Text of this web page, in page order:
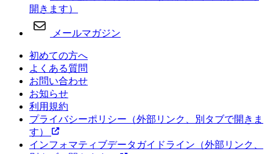
開きます）
メールマガジン
初めての方へ
よくある質問
お問い合わせ
お知らせ
利用規約
プライバシーポリシー （外部リンク、別タブで開きま
す）
インフォマティブデータガイドライン （外部リンク、